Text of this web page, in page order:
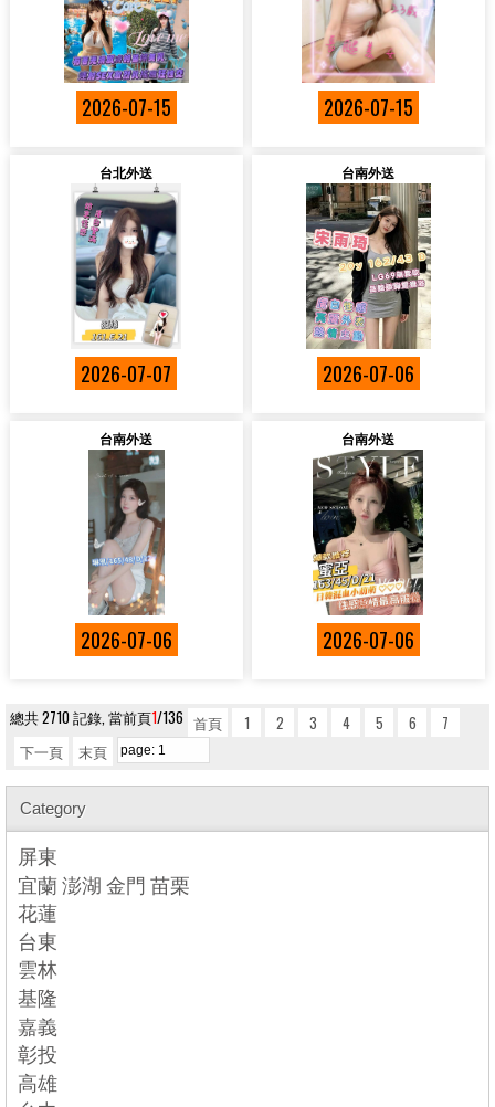
2026-07-15 2026-07-15
台北外送
2026-07-07
台南外送
2026-07-06
台南外送
2026-07-06
台南外送
2026-07-06
總共 2710 記錄, 當前頁1/136 首頁 1 2 3 4 5 6
7
下一頁
末頁
Category
屏東
宜蘭 澎湖 金門 苗栗
花蓮
台東
雲林
基隆
嘉義
彰投
高雄